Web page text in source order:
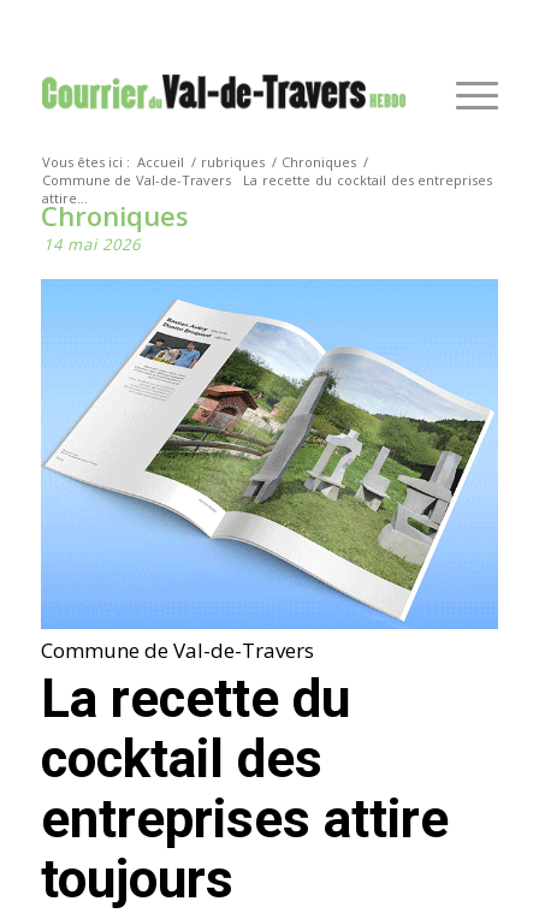
Vous êtes ici : Accueil / rubriques / Chroniques /
Commune de Val-de-Travers
La recette du cocktail des entreprises
attire...
Chroniques
14 mai 2026
Commune de Val-de-Travers
La recette du
cocktail des
entreprises attire
toujours